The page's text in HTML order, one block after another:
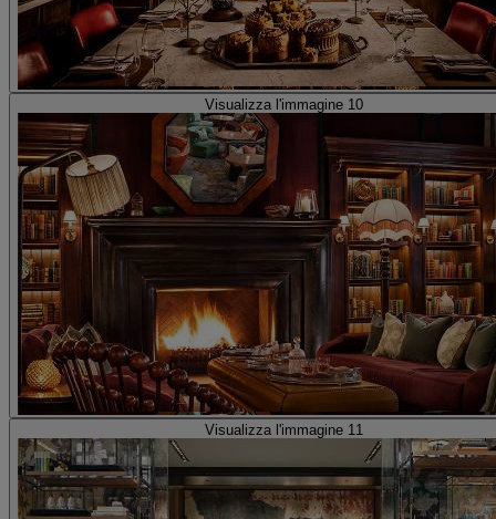
Visualizza l'immagine 10
Visualizza l'immagine 11